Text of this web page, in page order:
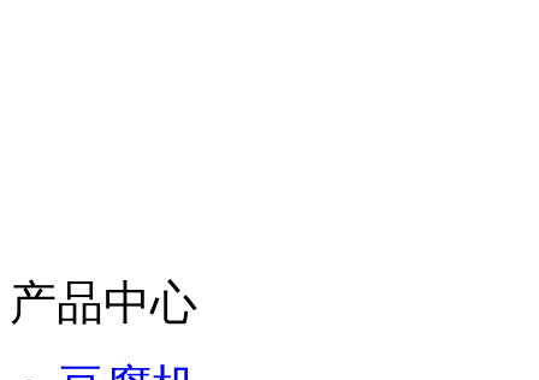
产品中心